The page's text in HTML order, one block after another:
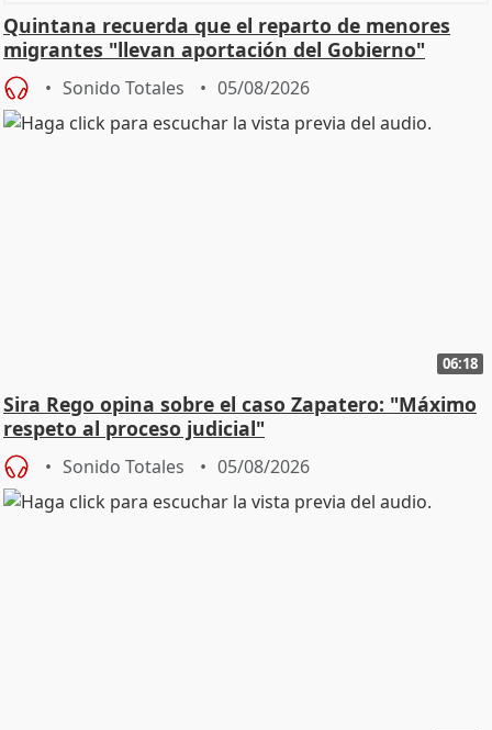
Quintana recuerda que el reparto de menores
migrantes "llevan aportación del Gobierno"
central
Sonido Totales 05/08/2026
06:18
Sira Rego opina sobre el caso Zapatero: "Máximo
respeto al proceso judicial"
Sonido Totales 05/08/2026